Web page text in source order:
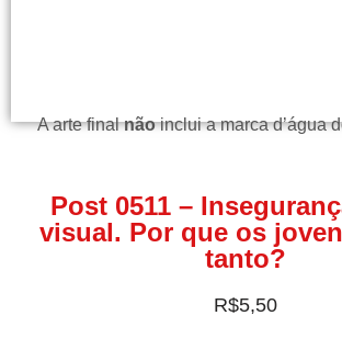
A arte finalnãoinclui a marca d’água
Post 0511 –
visual. Por que os
tanto?
R$5,50